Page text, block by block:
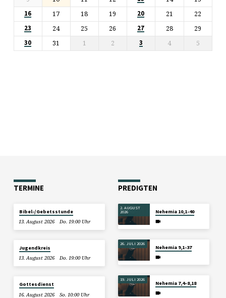
16 17 18 19 20 21 22
23 24 25 26 27 28 29
30 31 1 2 3 4 5
TERMINE
Bibel-/Gebetsstunde
13. August 2026
Do. 19:00 Uhr
Jugendkreis
13. August 2026
Do. 19:00 Uhr
Gottesdienst
16. August 2026
So. 10:00 Uhr
PREDIGTEN
2. AUGUST
2026 Nehemia 10,1-40
26. JULI 2026
Nehemia 9,1-37
19. JULI 2026
Nehemia 7,4–8,18